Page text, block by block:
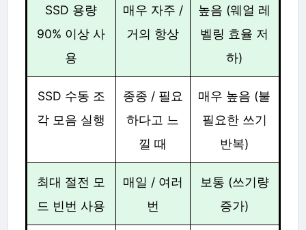
SSD 용량
90% 이상 사
용
매우 자주 /
거의 항상
높음 (웨얼 레
벨링 효율 저
하)
SSD 수동 조
각 모음 실행
종종 / 필요
하다고 느
낄 때
매우 높음 (불
필요한 쓰기
반복)
최대 절전 모
드 빈번 사용
매일 / 여러
번
보통 (쓰기량
증가)